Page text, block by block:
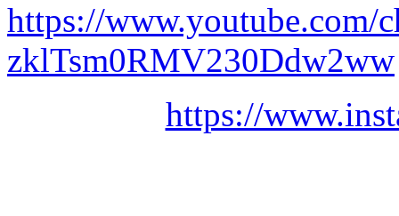
https://www.youtube.com/
zklTsm0RMV230Ddw2ww
https://